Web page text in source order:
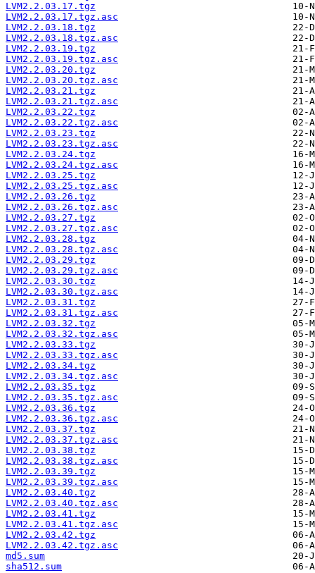
LVM2.2.03.17.tgz
LVM2.2.03.17.tgz.asc
LVM2.2.03.18.tgz
LVM2.2.03.18.tgz.asc
LVM2.2.03.19.tgz
LVM2.2.03.19.tgz.asc
LVM2.2.03.20.tgz
LVM2.2.03.20.tgz.asc
LVM2.2.03.21.tgz
LVM2.2.03.21.tgz.asc
LVM2.2.03.22.tgz
LVM2.2.03.22.tgz.asc
LVM2.2.03.23.tgz
LVM2.2.03.23.tgz.asc
LVM2.2.03.24.tgz
LVM2.2.03.24.tgz.asc
LVM2.2.03.25.tgz
LVM2.2.03.25.tgz.asc
LVM2.2.03.26.tgz
LVM2.2.03.26.tgz.asc
LVM2.2.03.27.tgz
LVM2.2.03.27.tgz.asc
LVM2.2.03.28.tgz
LVM2.2.03.28.tgz.asc
LVM2.2.03.29.tgz
LVM2.2.03.29.tgz.asc
LVM2.2.03.30.tgz
LVM2.2.03.30.tgz.asc
LVM2.2.03.31.tgz
LVM2.2.03.31.tgz.asc
LVM2.2.03.32.tgz
LVM2.2.03.32.tgz.asc
LVM2.2.03.33.tgz
LVM2.2.03.33.tgz.asc
LVM2.2.03.34.tgz
LVM2.2.03.34.tgz.asc
LVM2.2.03.35.tgz
LVM2.2.03.35.tgz.asc
LVM2.2.03.36.tgz
LVM2.2.03.36.tgz.asc
LVM2.2.03.37.tgz
LVM2.2.03.37.tgz.asc
LVM2.2.03.38.tgz
LVM2.2.03.38.tgz.asc
LVM2.2.03.39.tgz
LVM2.2.03.39.tgz.asc
LVM2.2.03.40.tgz
LVM2.2.03.40.tgz.asc
LVM2.2.03.41.tgz
LVM2.2.03.41.tgz.asc
LVM2.2.03.42.tgz
LVM2.2.03.42.tgz.asc
md5.sum
sha512.sum